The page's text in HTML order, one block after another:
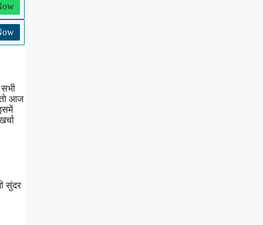
आज
सुंदर